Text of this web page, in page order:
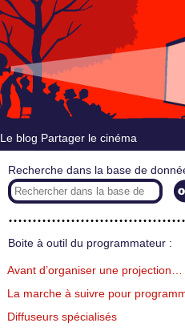
Le blog Partager le cinéma
Recherche dans la base de
Boite à outil du programmateur :
Avant d’organiser une projection…
La marche à suivre pour
Diffuseurs spécialisés